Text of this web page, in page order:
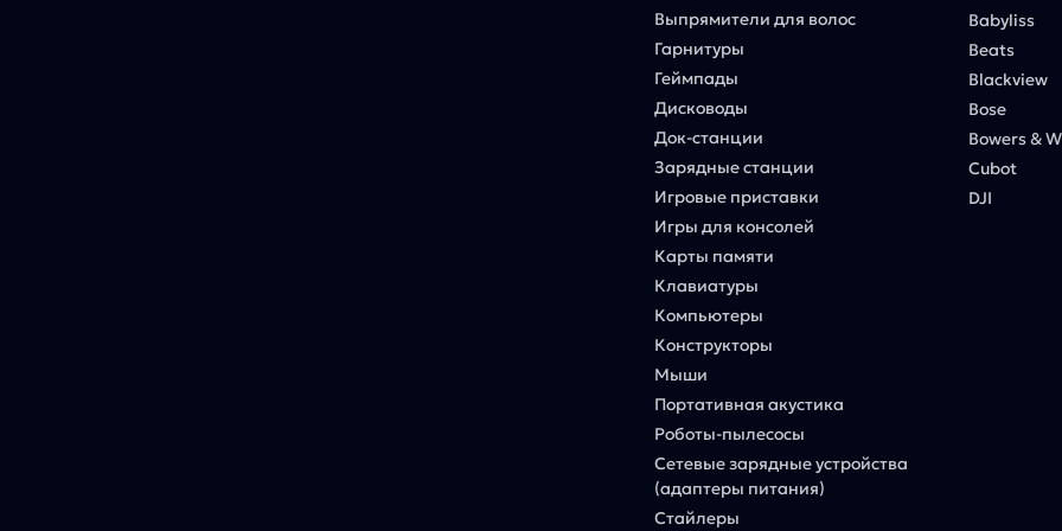
Выпрямители для волос
Гарнитуры
Геймпады
Дисководы
Док-станции
Зарядные станции
Игровые приставки
Игры для консолей
Карты памяти
Клавиатуры
Компьютеры
Конструкторы
Мыши
Портативная акустика
Роботы-пылесосы
Сетевые зарядные устройства
(адаптеры питания)
Стайлеры
Babyliss
Beats
Blackview
Bose
Bowers &
Cubot
DJI